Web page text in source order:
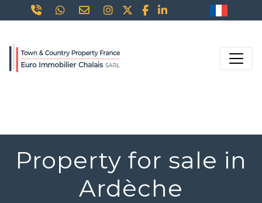
Property for sale in
Ardèche